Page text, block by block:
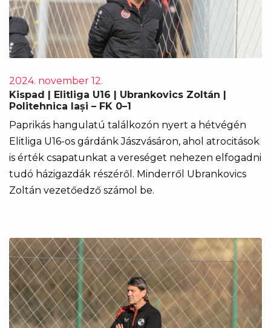
2024. november 12.
Kispad | Elitliga U16 | Ubrankovics Zoltán |
Politehnica Iași – FK 0–1
Paprikás hangulatú találkozón nyert a hétvégén
Elitliga U16-os gárdánk Jászvásáron, ahol atrocitások
is érték csapatunkat a vereséget nehezen elfogadni
tudó házigazdák részéről. Minderről Ubrankovics
Zoltán vezetőedző számol be.